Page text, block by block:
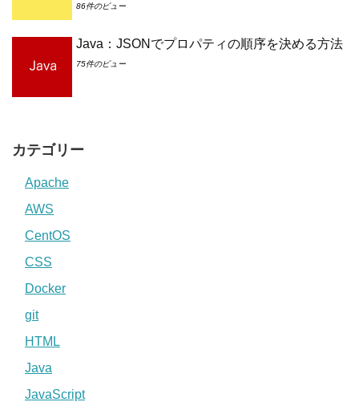
86件のビュー
Java：JSONでプロパティの順序を決める方法
75件のビュー
カテゴリー
Apache
AWS
CentOS
CSS
Docker
git
HTML
Java
JavaScript